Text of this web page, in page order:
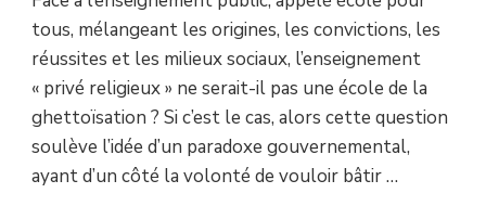
tous, mélangeant les origines, les convictions, les
réussites et les milieux sociaux, l’enseignement
« privé religieux » ne serait-il pas une école de la
ghettoïsation ? Si c’est le cas, alors cette question
soulève l’idée d’un paradoxe gouvernemental,
ayant d’un côté la volonté de vouloir bâtir …